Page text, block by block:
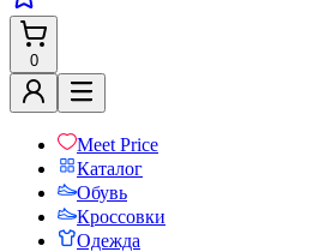
0
Meet Price
Каталог
Обувь
Кроссовки
Одежда